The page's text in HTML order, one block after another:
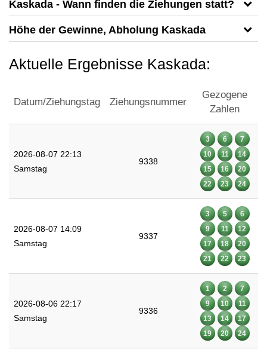
Kaskada - Wann finden die Ziehungen statt?
Höhe der Gewinne, Abholung Kaskada
Aktuelle Ergebnisse Kaskada:
Datum/Ziehungstag Ziehungsnummer
Gezogene
Zahlen
2026-08-07 22:13
Samstag
9338
3 6
7
10
11
14
15
16
20
22
23 24
2026-08-07 14:09
Samstag
9337
3 5
6
9
11
12
17
18
20
21
22 23
2026-08-06 22:17
Samstag
9336
1 2
7
9
10
11
13
14
17
19
20 24